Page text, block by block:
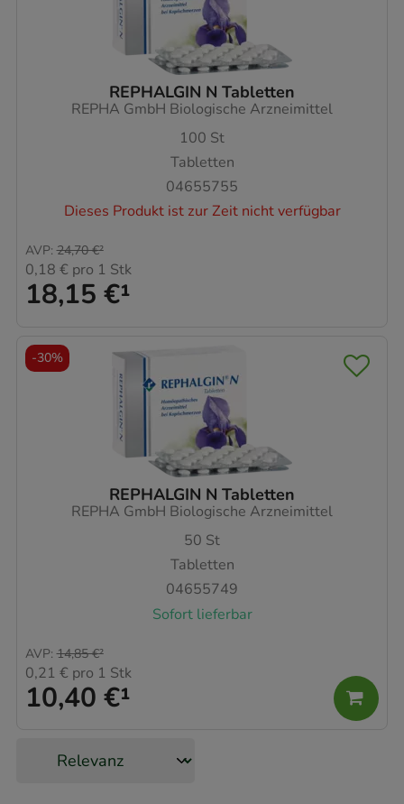
REPHALGIN N Tabletten
REPHA GmbH Biologische Arzneimittel
100 St
Tabletten
04655755
Dieses Produkt ist zur Zeit nicht verfügbar
18,15 €¹
AVP: 24,70 €²
0,18 € pro 1 Stk
REPHALGIN N Tabletten
REPHA GmbH Biologische Arzneimittel
50 St
Tabletten
04655749
Sofort lieferbar
10,40 €¹
AVP: 14,85 €²
0,21 € pro 1 Stk
-30%